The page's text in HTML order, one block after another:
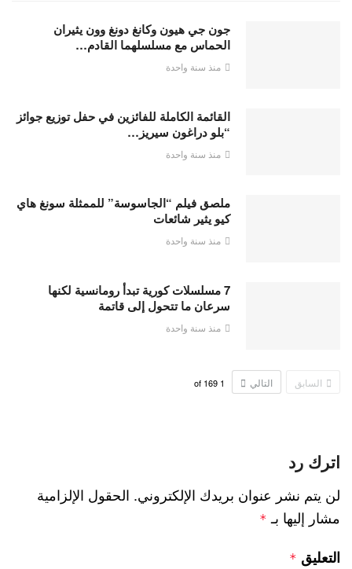
جون جي هيون وكانغ دونغ وون يثيران
الحماس مع مسلسلهما القادم…
منذ سنة واحدة
القائمة الكاملة للفائزين في حفل توزيع جوائز
“بلو دراغون سيريز…
منذ سنة واحدة
ملصق فيلم “الجاسوسة” للممثلة سونغ هاي
كيو يثير شائعات
منذ سنة واحدة
7 مسلسلات كورية تبدأ رومانسية لكنها
سرعان ما تتحول إلى قاتمة
منذ سنة واحدة
السابق التالي 1
169
اترك رد
لن يتم نشر عنوان بريدك الإلكتروني. الحقول الإلزامية
مشار إليها بـ *
التعليق *